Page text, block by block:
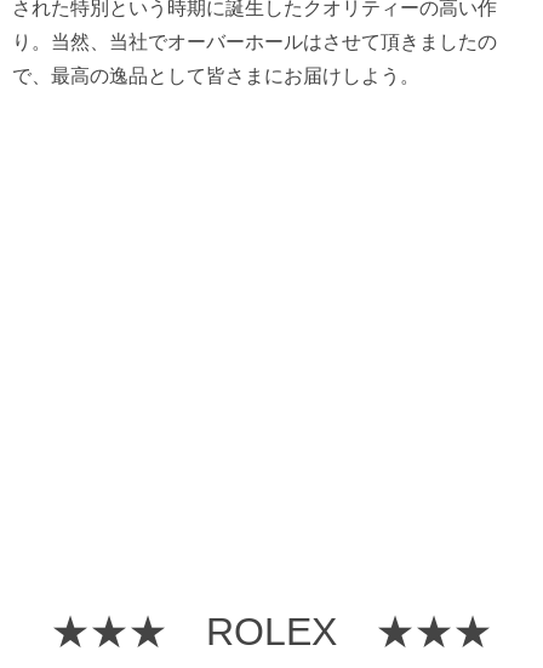
された特別という時期に誕生したクオリティーの高い作
り。当然、当社でオーバーホールはさせて頂きましたの
で、最高の逸品として皆さまにお届けしよう。
★★★ ROLEX ★★★